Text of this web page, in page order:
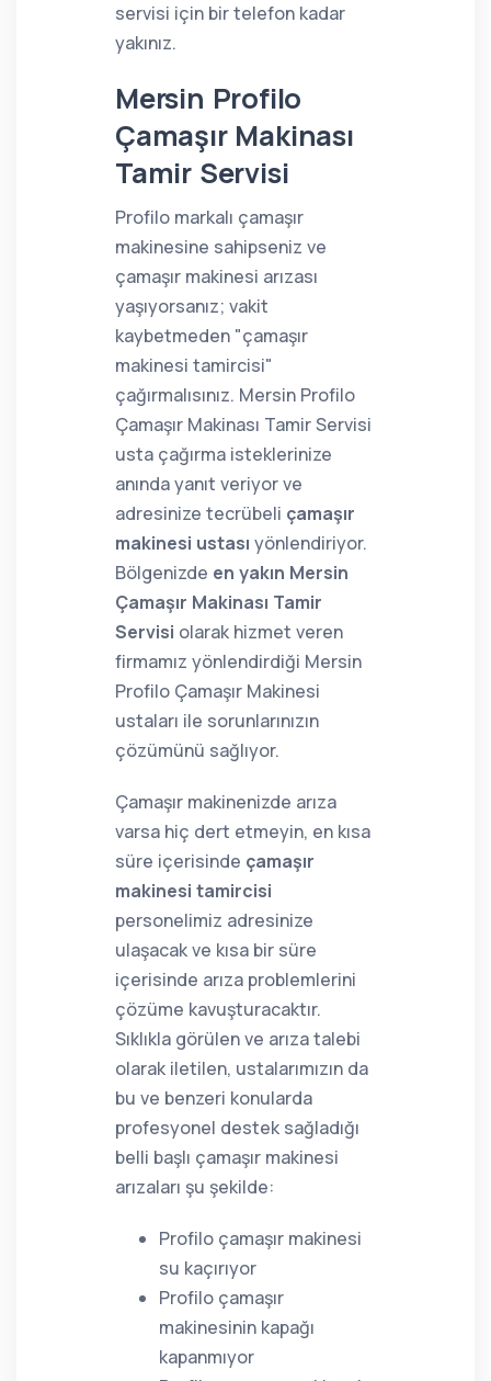
servisi için bir telefon kadar
yakınız.
Mersin Profilo
Çamaşır Makinası
Tamir Servisi
Profilo markalı çamaşır
makinesine sahipseniz ve
çamaşır makinesi arızası
yaşıyorsanız; vakit
kaybetmeden "çamaşır
makinesi tamircisi"
çağırmalısınız. Mersin Profilo
Çamaşır Makinası Tamir Servisi
usta çağırma isteklerinize
anında yanıt veriyor ve
adresinize tecrübeli çamaşır
makinesi ustası yönlendiriyor.
Bölgenizde en yakın Mersin
Çamaşır Makinası Tamir
Servisi olarak hizmet veren
firmamız yönlendirdiği Mersin
Profilo Çamaşır Makinesi
ustaları ile sorunlarınızın
çözümünü sağlıyor.
Çamaşır makinenizde arıza
varsa hiç dert etmeyin, en kısa
süre içerisinde çamaşır
makinesi tamircisi
personelimiz adresinize
ulaşacak ve kısa bir süre
içerisinde arıza problemlerini
çözüme kavuşturacaktır.
Sıklıkla görülen ve arıza talebi
olarak iletilen, ustalarımızın da
bu ve benzeri konularda
profesyonel destek sağladığı
belli başlı çamaşır makinesi
arızaları şu şekilde:
Profilo çamaşır makinesi
su kaçırıyor
Profilo çamaşır
makinesinin kapağı
kapanmıyor